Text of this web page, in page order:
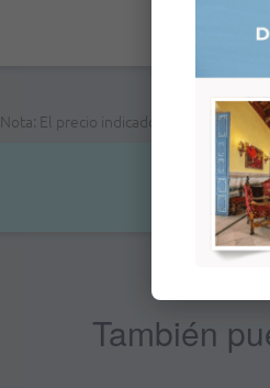
Nota: El precio indicado no es el
También